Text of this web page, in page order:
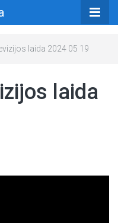
laida 2024 05 19
laida